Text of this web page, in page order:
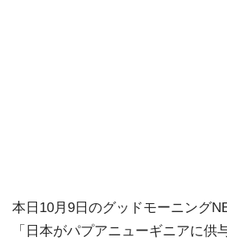
本日10月9日のグッドモーニング
「日本がパプアニューギニアに供